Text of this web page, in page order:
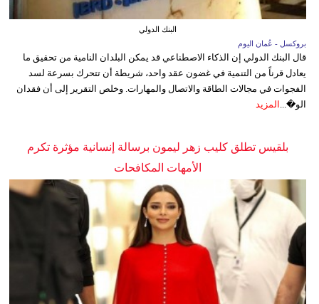
البنك الدولي
بروكسل - عُمان اليوم
قال البنك الدولي إن الذكاء الاصطناعي قد يمكن البلدان النامية من تحقيق ما
يعادل قرناً من التنمية في غضون عقد واحد، شريطة أن تتحرك بسرعة لسد
الفجوات في مجالات الطاقة والاتصال والمهارات. وخلص التقرير إلى أن فقدان
الو�... المزيد
بلقيس تطلق كليب زهر ليمون برسالة إنسانية مؤثرة تكرم
الأمهات المكافحات